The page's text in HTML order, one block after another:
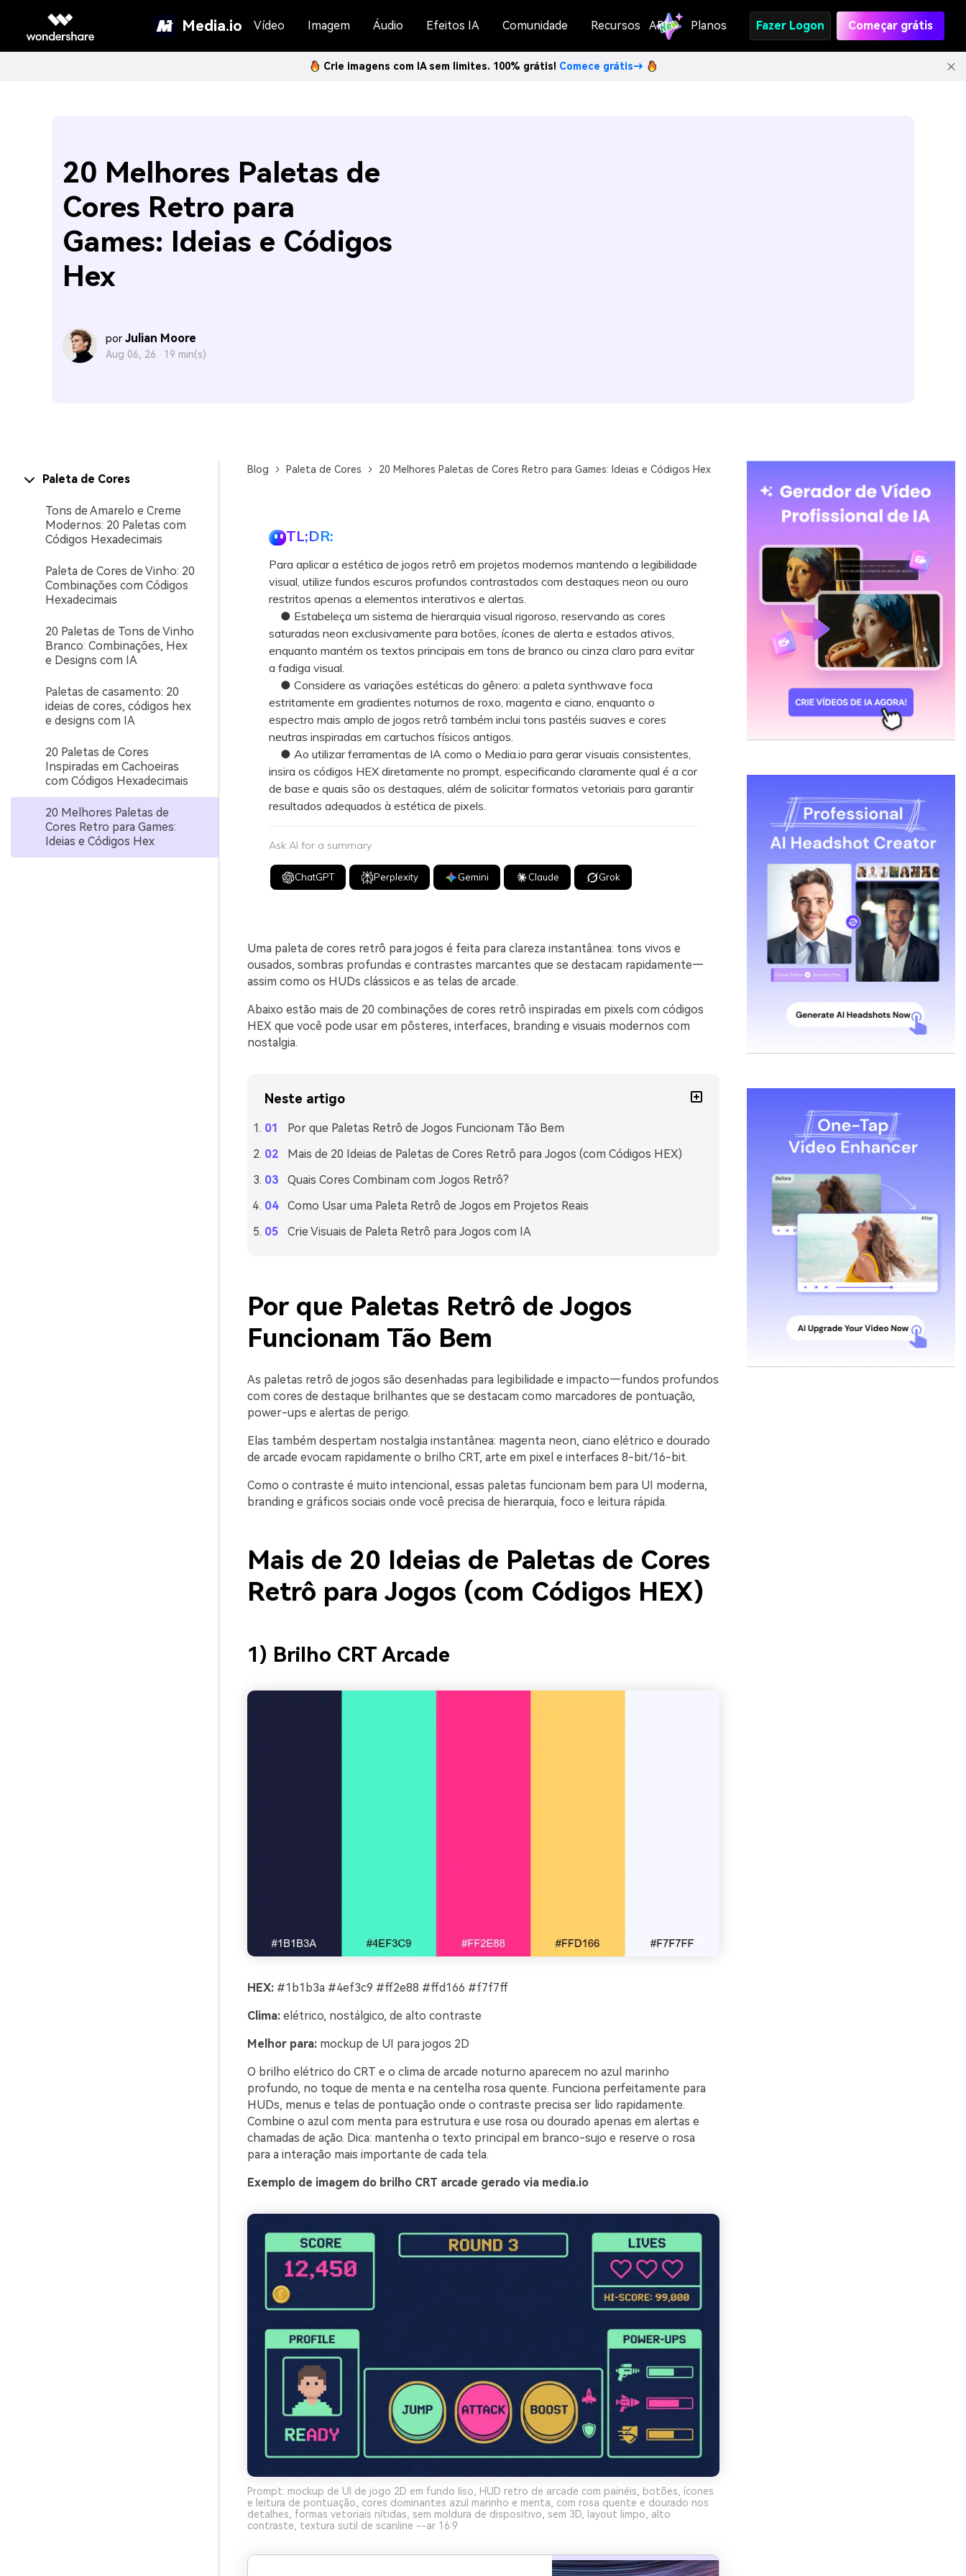
Media.io Vídeo Imagem Áudio Efeitos IA Comunidade Recursos API Planos Fazer Logon Começar grátis
Crie imagens com IA sem limites. 100% grátis! Comece grátis→
20 Melhores Paletas de
Cores Retro para
Games: Ideias e Códigos
Hex
por Julian Moore
Aug 06, 26 · 19 min(s)
Paleta de Cores
Tons de Amarelo e Creme
Modernos: 20 Paletas com
Códigos Hexadecimais
Paleta de Cores de Vinho: 20
Combinações com Códigos
Hexadecimais
20 Paletas de Tons de Vinho
Branco: Combinações, Hex
e Designs com IA
Paletas de casamento: 20
ideias de cores, códigos hex
e designs com IA
20 Paletas de Cores
Inspiradas em Cachoeiras
com Códigos Hexadecimais
20 Melhores Paletas de
Cores Retro para Games:
Ideias e Códigos Hex
Blog Paleta de Cores 20 Melhores Paletas de Cores Retro para Games: Ideias e Códigos Hex
TL;DR:
Para aplicar a estética de jogos retrô em projetos modernos mantendo a legibilidade
visual, utilize fundos escuros profundos contrastados com destaques neon ou ouro
restritos apenas a elementos interativos e alertas.
● Estabeleça um sistema de hierarquia visual rigoroso, reservando as cores
saturadas neon exclusivamente para botões, ícones de alerta e estados ativos,
enquanto mantém os textos principais em tons de branco ou cinza claro para evitar
a fadiga visual.
● Considere as variações estéticas do gênero: a paleta synthwave foca
estritamente em gradientes noturnos de roxo, magenta e ciano, enquanto o
espectro mais amplo de jogos retrô também inclui tons pastéis suaves e cores
neutras inspiradas em cartuchos físicos antigos.
● Ao utilizar ferramentas de IA como o Media.io para gerar visuais consistentes,
insira os códigos HEX diretamente no prompt, especificando claramente qual é a cor
de base e quais são os destaques, além de solicitar formatos vetoriais para garantir
resultados adequados à estética de pixels.
Ask AI for a summary
ChatGPT Perplexity Gemini Claude Grok
Uma paleta de cores retrô para jogos é feita para clareza instantânea: tons vivos e
ousados, sombras profundas e contrastes marcantes que se destacam rapidamente—
assim como os HUDs clássicos e as telas de arcade.
Abaixo estão mais de 20 combinações de cores retrô inspiradas em pixels com códigos
HEX que você pode usar em pôsteres, interfaces, branding e visuais modernos com
nostalgia.
Neste artigo
Por que Paletas Retrô de Jogos Funcionam Tão Bem
Mais de 20 Ideias de Paletas de Cores Retrô para Jogos (com Códigos HEX)
Quais Cores Combinam com Jogos Retrô?
Como Usar uma Paleta Retrô de Jogos em Projetos Reais
Crie Visuais de Paleta Retrô para Jogos com IA
Por que Paletas Retrô de Jogos
Funcionam Tão Bem
As paletas retrô de jogos são desenhadas para legibilidade e impacto—fundos profundos
com cores de destaque brilhantes que se destacam como marcadores de pontuação,
power-ups e alertas de perigo.
Elas também despertam nostalgia instantânea: magenta neon, ciano elétrico e dourado
de arcade evocam rapidamente o brilho CRT, arte em pixel e interfaces 8-bit/16-bit.
Como o contraste é muito intencional, essas paletas funcionam bem para UI moderna,
branding e gráficos sociais onde você precisa de hierarquia, foco e leitura rápida.
Mais de 20 Ideias de Paletas de Cores
Retrô para Jogos (com Códigos HEX)
1) Brilho CRT Arcade
HEX:#1b1b3a #4ef3c9 #ff2e88 #ffd166 #f7f7ff
Clima:elétrico, nostálgico, de alto contraste
Melhor para:mockup de UI para jogos 2D
O brilho elétrico do CRT e o clima de arcade noturno aparecem no azul marinho
profundo, no toque de menta e na centelha rosa quente. Funciona perfeitamente para
HUDs, menus e telas de pontuação onde o contraste precisa ser lido rapidamente.
Combine o azul com menta para estrutura e use rosa ou dourado apenas em alertas e
chamadas de ação. Dica: mantenha o texto principal em branco-sujo e reserve o rosa
para a interação mais importante de cada tela.
Exemplo de imagem do brilho CRT arcade gerado via media.io
Prompt: mockup de UI de jogo 2D em fundo liso, HUD retro de arcade com painéis, botões, ícones
e leitura de pontuação, cores dominantes azul marinho e menta, com rosa quente e dourado nos
detalhes, formas vetoriais nítidas, sem moldura de dispositivo, sem 3D, layout limpo, alto
contraste, textura sutil de scanline --ar 16:9